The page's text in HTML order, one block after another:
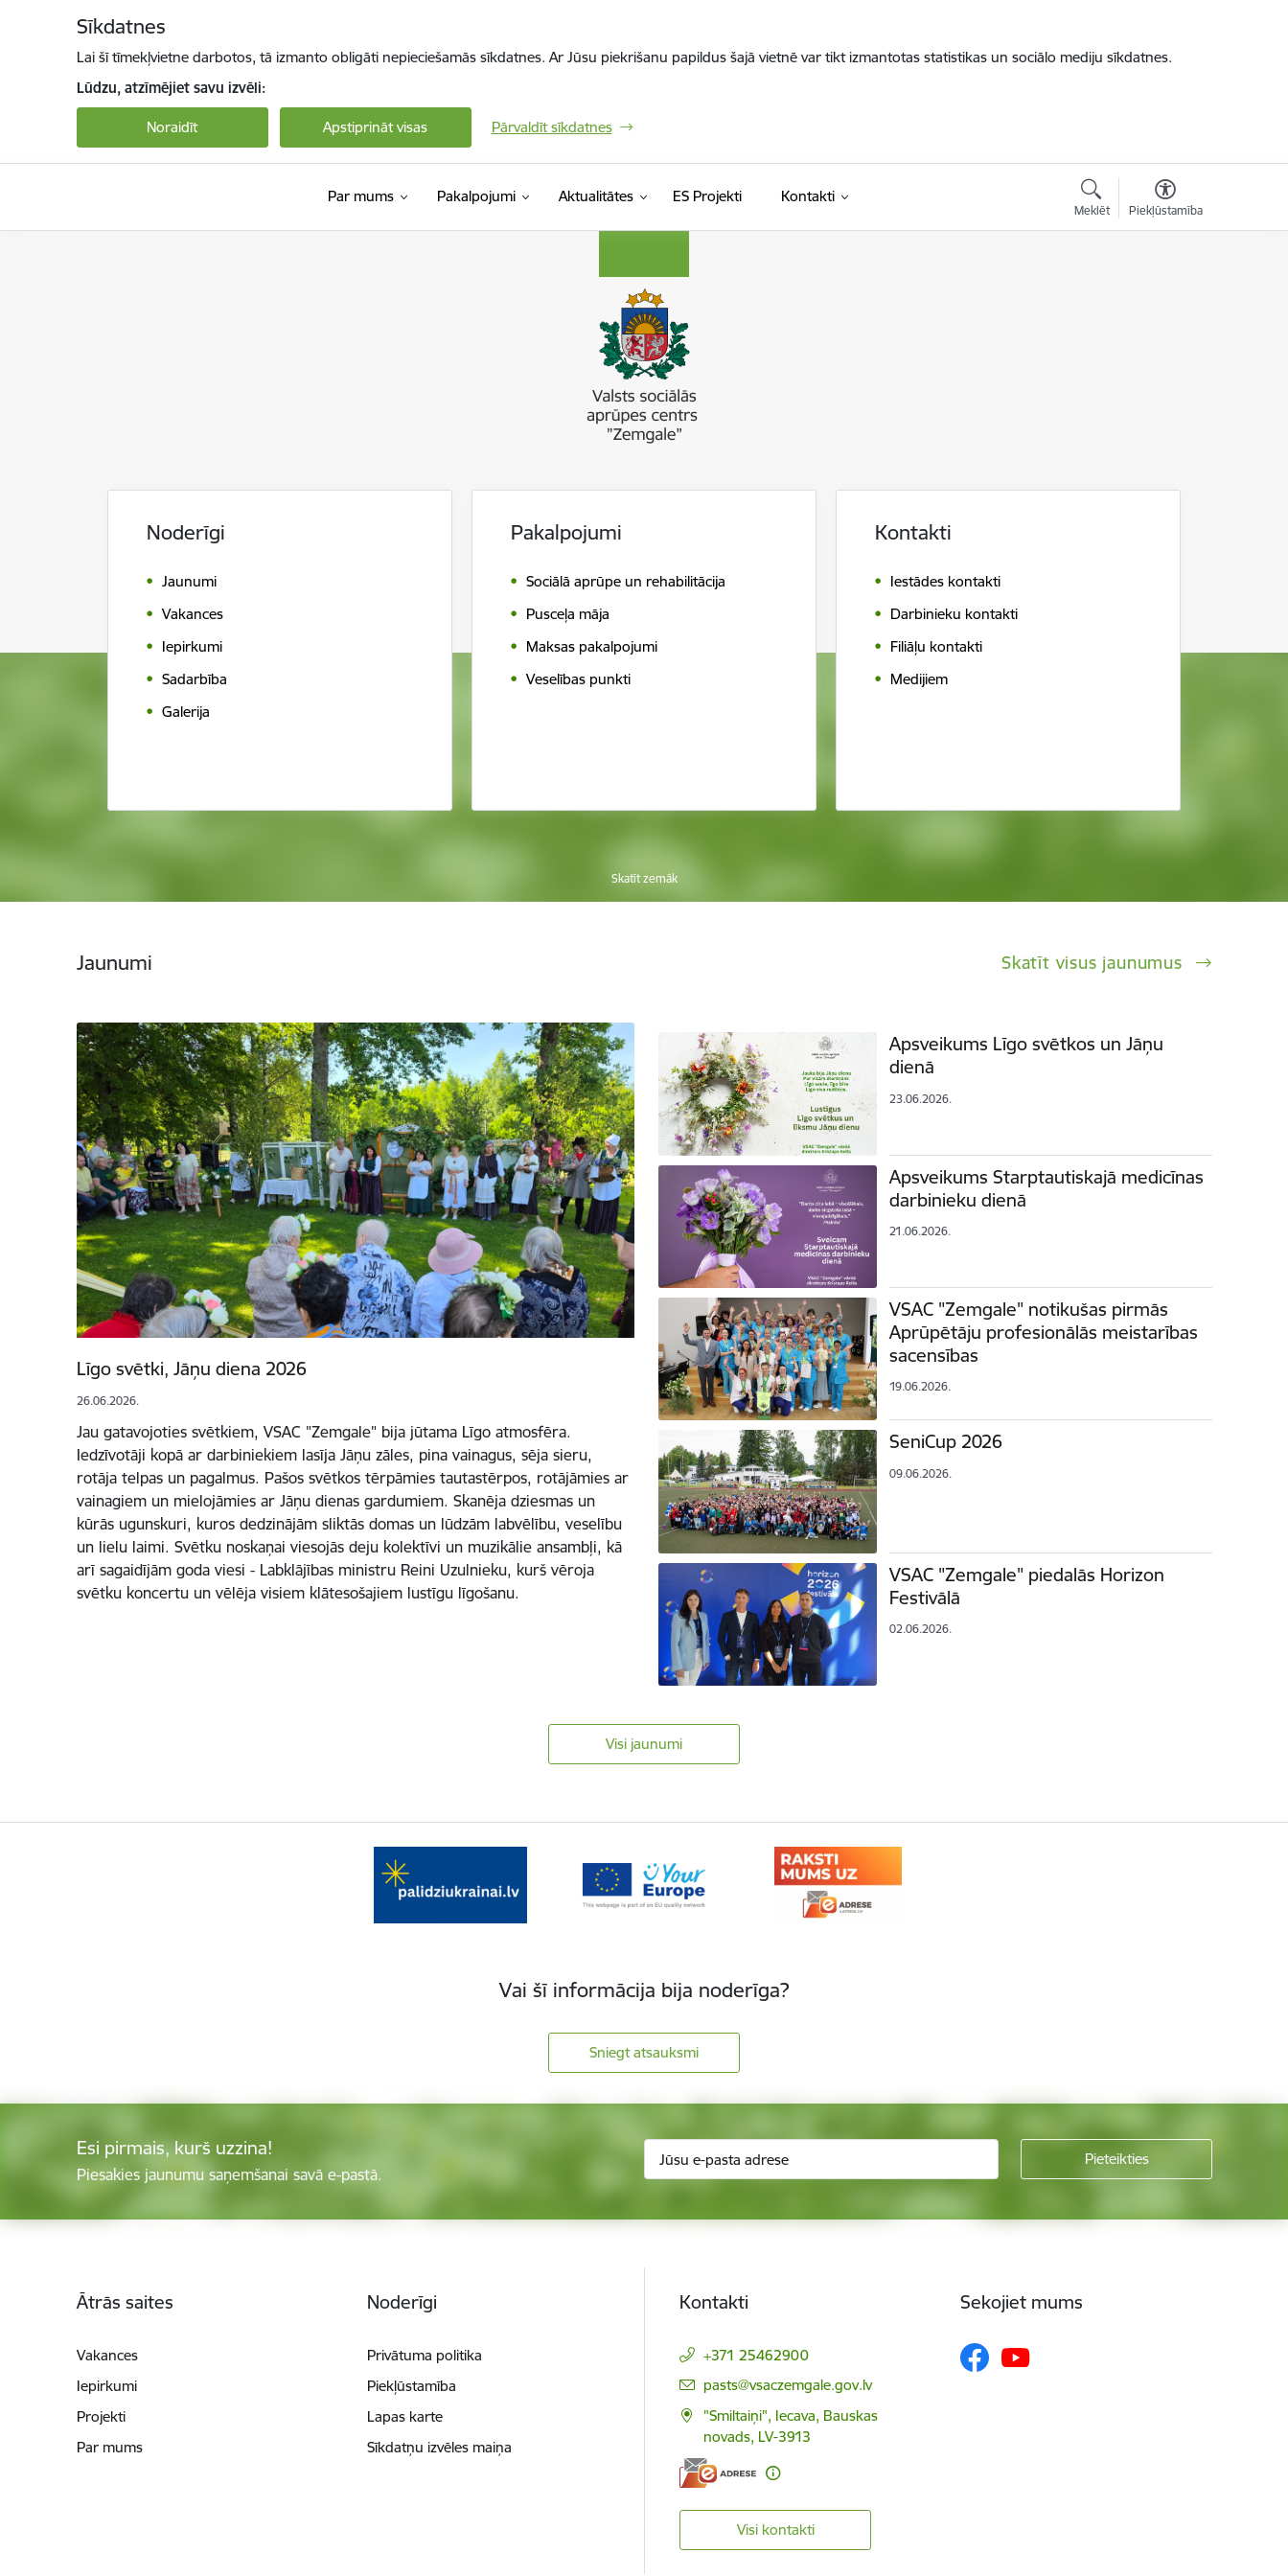
Sīkdatnes
Lai šī tīmekļvietne darbotos, tā izmanto obligāti nepieciešamās sīkdatnes. Ar Jūsu piekrišanu papildus šajā vietnē var tikt izmantotas statistikas un sociālo mediju sīkdatnes.
Lūdzu, atzīmējiet savu izvēli:
Noraidīt Apstiprināt visas Pārvaldīt sīkdatnes
Par mums Pakalpojumi Aktualitātes ES Projekti Kontakti
Meklēt Piekļūstamība
Noderīgi
Jaunumi
Vakances
Iepirkumi
Sadarbība
Galerija
Pakalpojumi
Sociālā aprūpe un rehabilitācija
Pusceļa māja
Maksas pakalpojumi
Veselības punkti
Kontakti
Iestādes kontakti
Darbinieku kontakti
Filiāļu kontakti
Medijiem
Skatīt zemāk
Jaunumi Skatīt visus jaunumus
Līgo svētki, Jāņu diena 2026
26.06.2026.
Jau gatavojoties svētkiem, VSAC "Zemgale" bija jūtama Līgo atmosfēra.
Iedzīvotāji kopā ar darbiniekiem lasīja Jāņu zāles, pina vainagus, sēja sieru,
rotāja telpas un pagalmus. Pašos svētkos tērpāmies tautastērpos, rotājāmies ar
vainagiem un mielojāmies ar Jāņu dienas gardumiem. Skanēja dziesmas un
kūrās ugunskuri, kuros dedzinājām sliktās domas un lūdzām labvēlību, veselību
un lielu laimi. Svētku noskaņai viesojās deju kolektīvi un muzikālie ansambļi, kā
arī sagaidījām goda viesi - Labklājības ministru Reini Uzulnieku, kurš vēroja
svētku koncertu un vēlēja visiem klātesošajiem lustīgu līgošanu.
Apsveikums Līgo svētkos un Jāņu
dienā
23.06.2026.
Apsveikums Starptautiskajā medicīnas
darbinieku dienā
21.06.2026.
VSAC "Zemgale" notikušas pirmās
Aprūpētāju profesionālās meistarības
sacensības
19.06.2026.
SeniCup 2026
09.06.2026.
VSAC "Zemgale" piedalās Horizon
Festivālā
02.06.2026.
Visi jaunumi
Vai šī informācija bija noderīga?
Sniegt atsauksmi
Esi pirmais, kurš uzzina!
Piesakies jaunumu saņemšanai savā e-pastā.
Ātrās saites
Vakances
Iepirkumi
Projekti
Par mums
Noderīgi
Privātuma politika
Piekļūstamība
Lapas karte
Sīkdatņu izvēles maiņa
Kontakti
+371 25462900
E-pasts:
pasts@vsaczemgale.gov.lv
"Smiltaiņi", Iecava, Bauskas
novads, LV-3913
Visi kontakti
Sekojiet mums